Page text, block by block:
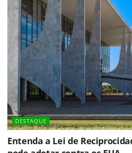
DESTAQUE
Entenda a Lei de